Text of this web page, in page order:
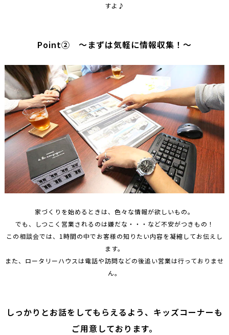
すよ♪
Point② ～まずは気軽に情報収集！～
家づくりを始めるときは、色々な情報が欲しいもの。
でも、しつこく営業されるのは嫌だな・・・など不安がつきもの！
この相談会では、1時間の中でお客様の知りたい内容を凝縮してお伝えし
ます。
また、ロータリーハウスは電話や訪問などの後追い営業は行っておりませ
ん。
しっかりとお話をしてもらえるよう、キッズコーナーも
ご用意しております。